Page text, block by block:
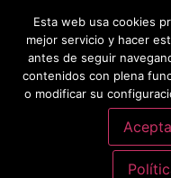
Esta web usa cookies
mejor servicio y hacer
antes de seguir
contenidos con plena
o modificar su